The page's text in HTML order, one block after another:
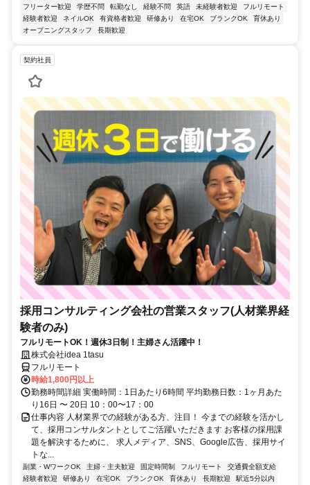
フリーター歓迎
学歴不問 転勤なし 経験不問 英語 未経験者歓迎
フルリモート
経験者歓迎
ネイルOK 有資格者歓迎 研修あり 在宅OK ブランクOK
育休あり
オープニングスタッフ
長期歓迎
契約社員
採用コンサルティング会社の営業スタッフ(人材業界経
験者のみ)
フルリモートOK！週休3日制！主婦さん活躍中！
株式会社idea 1tasu
フルリモート
時給1,800円以上
勤務時間詳細 実働時間：1日あたり6時間 平均勤務日数：1ヶ月あた
り16日 〜 20日 10：00〜17：00
仕事内容 人材業界での経験がある方、注目！ 今までの経験を活かし
て、採用コンサルタントとしてご活躍いただきます お客様の採用課
題を解決するために、 求人メディア、SNS、Google広告、採用サイ
トな...
副業・WワークOK 主婦・主夫歓迎 固定時間制 フルリモート
交通費全額支給
経験者歓迎
研修あり 在宅OK ブランクOK 育休あり 長期歓迎
駅近5分以内